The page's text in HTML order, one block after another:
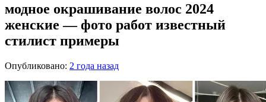
модное окрашивание волос 2024
женские — фото работ известный
стилист примеры
Опубликовано: 2 года назад